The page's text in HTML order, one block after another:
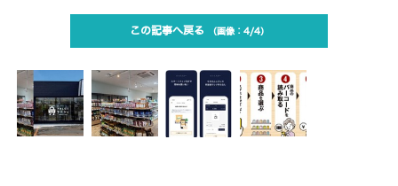
この記事へ戻る 4/4